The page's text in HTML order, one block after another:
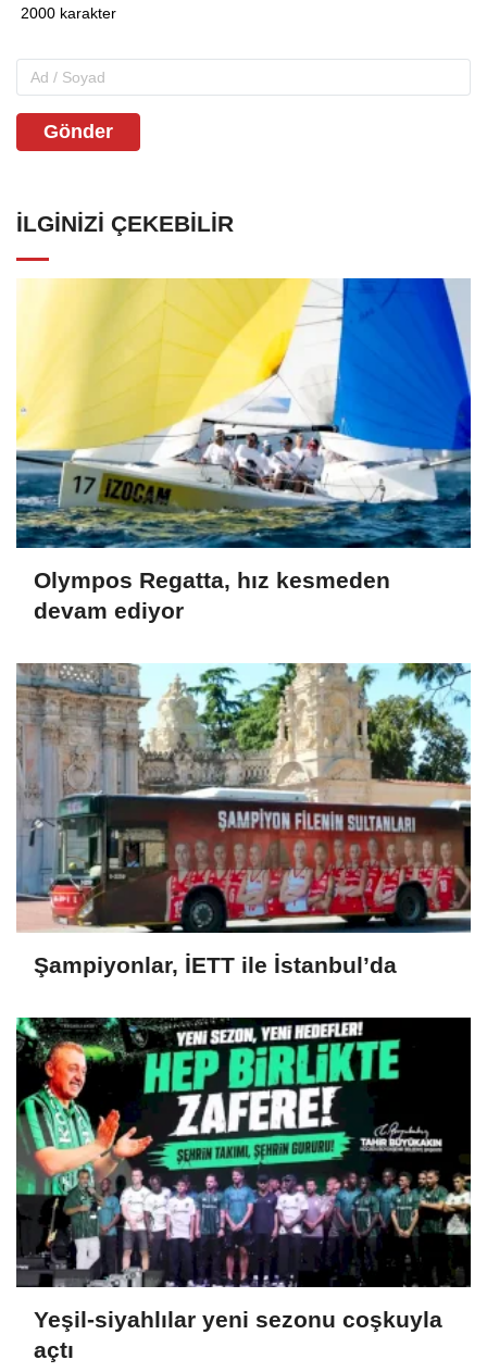
Gönder
İLGINIZI ÇEKEBILIR
Olympos Regatta, hız kesmeden
devam ediyor
Şampiyonlar, İETT ile İstanbul’da
Yeşil-siyahlılar yeni sezonu coşkuyla
açtı